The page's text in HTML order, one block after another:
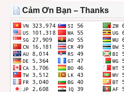
THÁNG
Cảm Ơn Bạn – Thanks